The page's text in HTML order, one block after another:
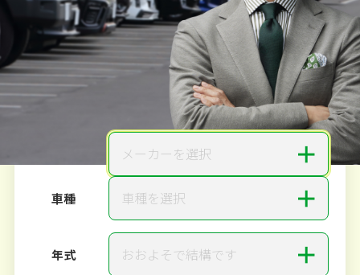
電話か出張か、高い方の査定を提案。
だから高価買取!
20秒で入力完了！
無料で カンタンWeb査定
ご依頼いただいたお車を丁寧に査定いたします
メーカーを選択 ＋
車種 車種を選択 ＋
年式 おおよそで結構です ＋